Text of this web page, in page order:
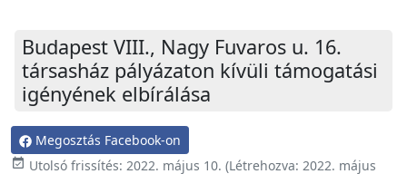
Budapest VIII., Nagy Fuvaros u. 16.
társasház pályázaton kívüli támogatási
igényének elbírálása
Megosztás Facebook-on
event_available Utolsó frissítés: 2022. május 10. (Létrehozva: 2022. május